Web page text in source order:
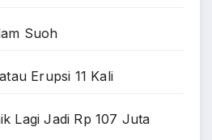
Suoh
Erupsi 11 Kali
Lagi Jadi Rp 107 Juta